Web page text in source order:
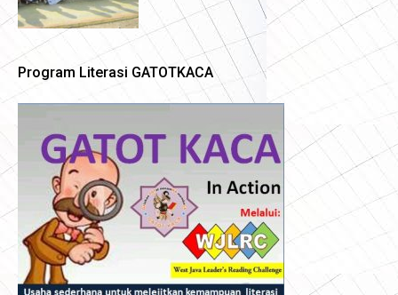
Program Literasi GATOTKACA